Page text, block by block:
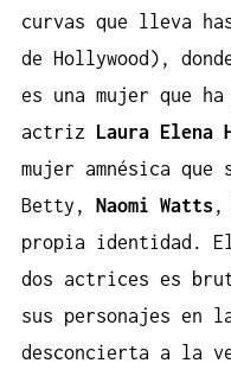
curvas que lleva
de Hollywood),
es una mujer que
actriz Laura Elena
mujer amnésica
Betty, Naomi Watts ,
propia identidad. El
dos actrices es
sus personajes en
desconcierta a la